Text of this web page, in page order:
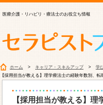
医療介護・リハビリ・療法士のお役立ち情報
ホーム キャリア・スキルアップ
学
【採用担当が教える】理学療法士の経験年数別、
【採用担当が教える】